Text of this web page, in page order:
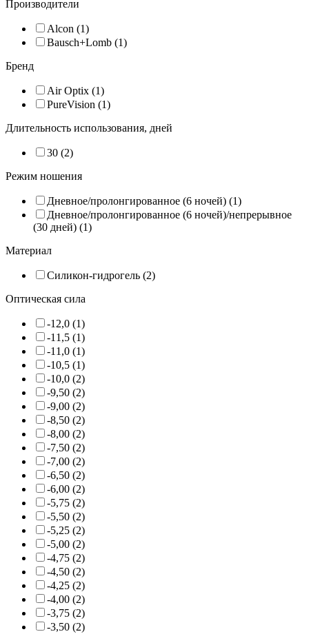
Производители
Alcon (1)
Bausch+Lomb (1)
Бренд
Air Optix (1)
PureVision (1)
Длительность использования, дней
30 (2)
Режим ношения
Дневное/пролонгированное (6 ночей) (1)
Дневное/пролонгированное (6 ночей)/непрерывное
(30 дней) (1)
Материал
Силикон-гидрогель (2)
Оптическая сила
-12,0 (1)
-11,5 (1)
-11,0 (1)
-10,5 (1)
-10,0 (2)
-9,50 (2)
-9,00 (2)
-8,50 (2)
-8,00 (2)
-7,50 (2)
-7,00 (2)
-6,50 (2)
-6,00 (2)
-5,75 (2)
-5,50 (2)
-5,25 (2)
-5,00 (2)
-4,75 (2)
-4,50 (2)
-4,25 (2)
-4,00 (2)
-3,75 (2)
-3,50 (2)